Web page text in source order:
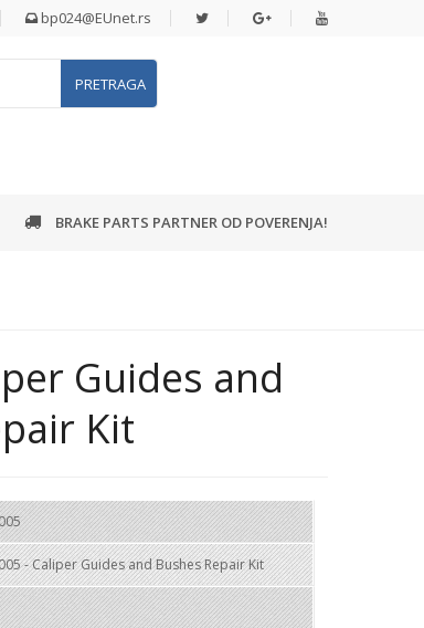
bp024@EUnet.rs
PRETRAGA
BRAKE PARTS PARTNER OD POVERENJA!
Guides and
Kit
- Caliper Guides and Bushes Repair Kit